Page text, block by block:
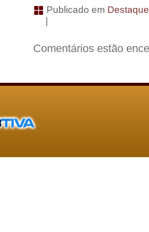
Publicado em
Comentários estão